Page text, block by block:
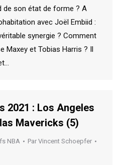
de son état de forme ? A
avec Joël Embiid :
synergie ? Comment
Maxey et Tobias Harris ? Il
2021 : Los Angeles
Mavericks (5)
NBA Par Vincent Schoepfer